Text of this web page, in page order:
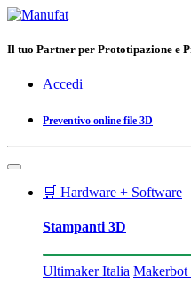
Il tuo Partner per Prototipazione e
Accedi
Preventivo online file 3D
🛒 Hardware + Software
Stampanti 3D
Ultimaker Italia Makerbot